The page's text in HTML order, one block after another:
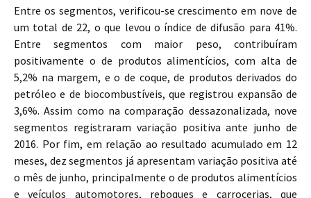
Entre os segmentos, verificou-se crescimento em nove de
um total de 22, o que levou o índice de difusão para 41%.
Entre segmentos com maior peso, contribuíram
positivamente o de produtos alimentícios, com alta de
5,2% na margem, e o de coque, de produtos derivados do
petróleo e de biocombustíveis, que registrou expansão de
3,6%. Assim como na comparação dessazonalizada, nove
segmentos registraram variação positiva ante junho de
2016. Por fim, em relação ao resultado acumulado em 12
meses, dez segmentos já apresentam variação positiva até
o mês de junho, principalmente o de produtos alimentícios
e veículos automotores, reboques e carrocerias, que